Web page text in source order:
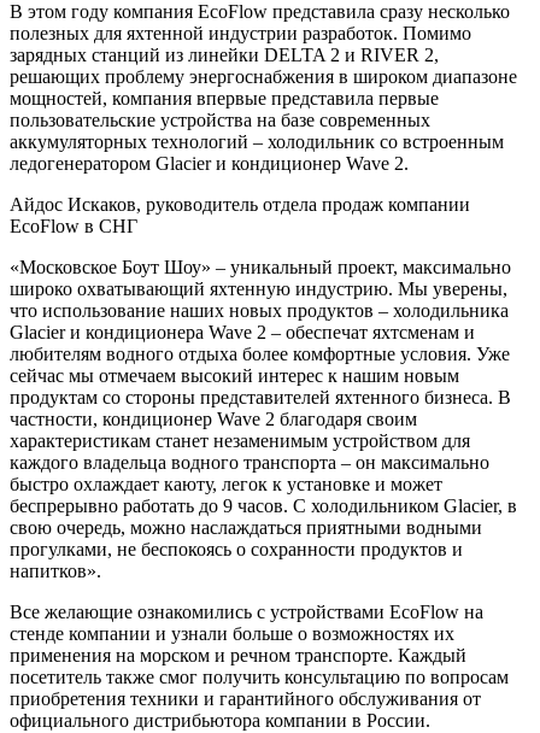
В этом году компания EcoFlow представила сразу несколько
полезных для яхтенной индустрии разработок. Помимо
зарядных станций из линейки DELTA 2 и RIVER 2,
решающих проблему энергоснабжения в широком диапазоне
мощностей, компания впервые представила первые
пользовательские устройства на базе современных
аккумуляторных технологий – холодильник со встроенным
ледогенератором Glacier и кондиционер Wave 2.
Айдос Искаков, руководитель отдела продаж компании
EcoFlow в СНГ
«Московское Боут Шоу» – уникальный проект, максимально
широко охватывающий яхтенную индустрию. Мы уверены,
что использование наших новых продуктов – холодильника
Glacier и кондиционера Wave 2 – обеспечат яхтсменам и
любителям водного отдыха более комфортные условия. Уже
сейчас мы отмечаем высокий интерес к нашим новым
продуктам со стороны представителей яхтенного бизнеса. В
частности, кондиционер Wave 2 благодаря своим
характеристикам станет незаменимым устройством для
каждого владельца водного транспорта – он максимально
быстро охлаждает каюту, легок к установке и может
беспрерывно работать до 9 часов. С холодильником Glacier, в
свою очередь, можно наслаждаться приятными водными
прогулками, не беспокоясь о сохранности продуктов и
напитков».
Все желающие ознакомились с устройствами EcoFlow на
стенде компании и узнали больше о возможностях их
применения на морском и речном транспорте. Каждый
посетитель также смог получить консультацию по вопросам
приобретения техники и гарантийного обслуживания от
официального дистрибьютора компании в России.